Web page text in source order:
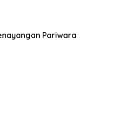
Pariwara